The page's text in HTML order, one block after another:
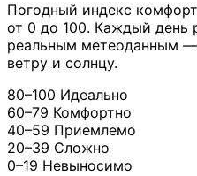
Погодный индекс
от 0 до 100. Каждый день
реальным метеоданным
ветру и солнцу.
80–100 Идеально
60–79 Комфортно
40–59 Приемлемо
20–39 Сложно
0–19 Невыносимо